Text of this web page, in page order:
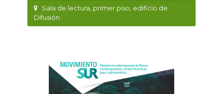
Sala de lectura, primer piso, edificio de
Difusión